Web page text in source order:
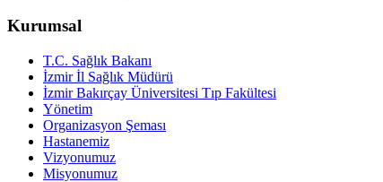
Kurumsal
T.C. Sağlık Bakanı
İzmir İl Sağlık Müdürü
İzmir Bakırçay Üniversitesi Tıp Fakültesi
Yönetim
Organizasyon Şeması
Hastanemiz
Vizyonumuz
Misyonumuz